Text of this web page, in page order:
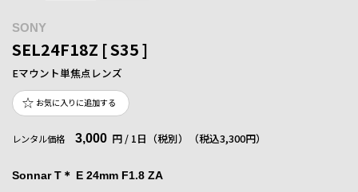
SONY
SEL24F18Z [ S35 ]
Eマウント単焦点レンズ
お気に入りに追加する
レンタル価格 3,000 円 / 1日（税別） （税込3,300円）
Sonnar T＊ E 24mm F1.8 ZA